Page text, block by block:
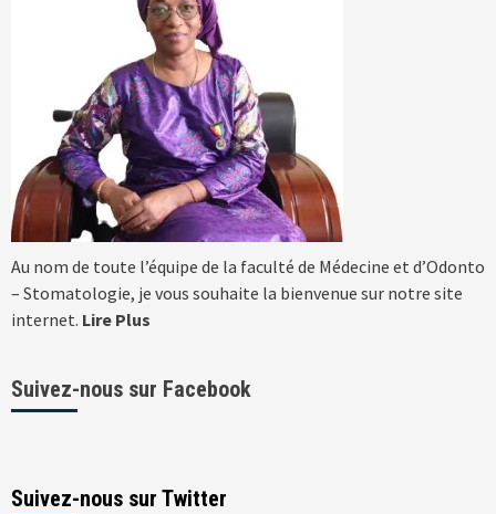
Au nom de toute l’équipe de la faculté de Médecine et d’Odonto
– Stomatologie, je vous souhaite la bienvenue sur notre site
internet. Lire Plus
Suivez-nous sur Facebook
Suivez-nous sur Twitter